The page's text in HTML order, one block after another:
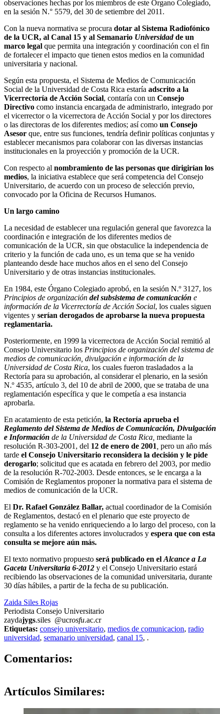
observaciones hechas por los miembros de este Órgano Colegiado,
en la sesión N.° 5579, del 30 de setiembre del 2011.
Con la nueva normativa se procura dotar al Sistema Radiofónico
de la UCR, al Canal 15 y al Semanario Universidadde un
marco legal que permita una integración y coordinación con el fin
de fortalecer el impacto que tienen estos medios en la comunidad
universitaria y nacional.
Según esta propuesta, el Sistema de Medios de Comunicación
Social de la Universidad de Costa Rica estaría adscrito a la
Vicerrectoría de Acción Social, contaría con un Consejo
Directivo como instancia encargada de administrarlo, integrado por
el vicerrector o la vicerrectora de Acción Social y por los directores
o las directoras de los diferentes medios; así como un Consejo
Asesor que, entre sus funciones, tendría definir políticas conjuntas y
establecer mecanismos para colaborar con las diversas instancias
institucionales en la proyección y promoción de la UCR.
Con respecto al nombramiento de las personas que dirigirían los
medios, la iniciativa establece que será competencia del Consejo
Universitario, de acuerdo con un proceso de selección previo,
convocado por la Oficina de Recursos Humanos.
Un largo camino
La necesidad de establecer una regulación general que favorezca la
coordinación e integración de los diferentes medios de
comunicación de la UCR, sin que obstaculice la independencia de
criterio y la función de cada uno, es un tema que se ha venido
planteando desde hace muchos años en el seno del Consejo
Universitario y de otras instancias institucionales.
En 1984, este Órgano Colegiado aprobó, en la sesión N.º 3127, los
Principios de organización del subsistema de comunicación e
información de la Vicerrectoría de Acción Social, los cuales siguen
vigentes y serían derogados de aprobarse la nueva propuesta
reglamentaria.
Posteriormente, en 1999 la vicerrectora de Acción Social remitió al
Consejo Universitario los Principios de organización del sistema de
medios de comunicación, divulgación e información de la
Universidad de Costa Rica, los cuales fueron trasladados a la
Rectoría para su aprobación, al considerar el plenario, en la sesión
N.º 4535, artículo 3, del 10 de abril de 2000, que se trataba de una
reglamentación específica y que le competía a esa instancia
aprobarla.
En acatamiento de esta petición, la Rectoría aprueba el
Reglamento del Sistema de Medios de Comunicación, Divulgación
e Información de la Universidad de Costa Rica, mediante la
resolución R-303-2001, del 12 de enero de 2001 pero un año más
tarde el Consejo Universitario reconsidera la decisión y le pide
derogarlo; solicitud que es acatada en febrero del 2003, por medio
de la resolución R-702-2003. Desde entonces, se le encarga a la
Comisión de Reglamentos proponer la normativa para el sistema de
medios de comunicación de la UCR.
El Dr. Rafael González Ballar, actual coordinador de la Comisión
de Reglamentos, destacó en el plenario que este proyecto de
reglamento se ha venido enriqueciendo a lo largo del proceso, con la
consulta a los diferentes actores involucrados y espera que con esta
consulta se mejore aún más.
El texto normativo propuesto será publicado en el Alcance a La
Gaceta Universitaria 6-2012 y el Consejo Universitario estará
recibiendo las observaciones de la comunidad universitaria, durante
30 días hábiles, a partir de la fecha de su publicación.
Zaida Siles Rojas
Periodista Consejo Universitario
zaydajygs.siles @ucrosfu.ac.cr
Etiquetas: consejo universitario, medios de comunicacion, radio
universidad, semanario universidad, canal 15, .
Comentarios:
Artículos Similares: